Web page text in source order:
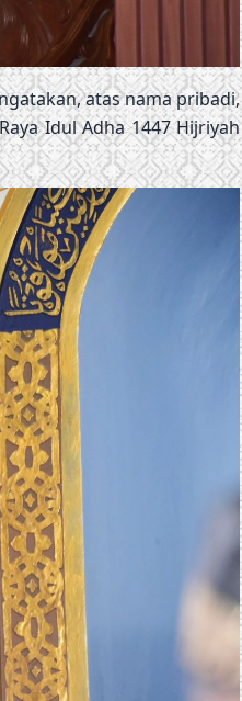
atas nama pribadi,
Idul Adha 1447 Hijriyah